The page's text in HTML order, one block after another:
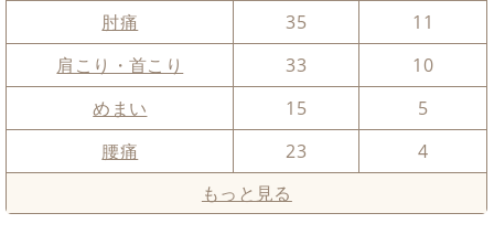
肘痛
35
11
肩こり・首こり
33
10
めまい
15
5
腰痛
23
4
もっと見る